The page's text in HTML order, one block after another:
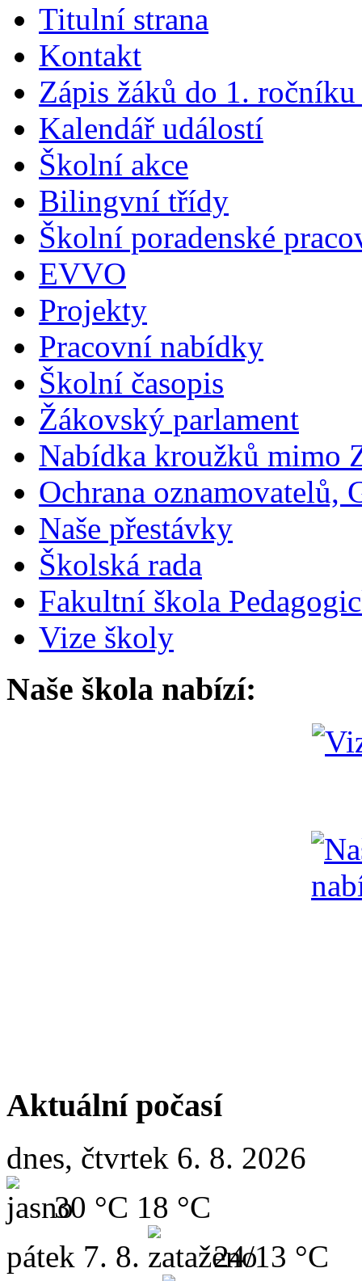
Titulní strana
Kontakt
Zápis žáků do 1.
Kalendář událostí
Školní akce
Bilingvní třídy
Školní poradenské
EVVO
Projekty
Pracovní nabídky
Školní časopis
Žákovský parlament
Nabídka kroužků mimo
Ochrana oznamovatelů,
Naše přestávky
Školská rada
Fakultní škola
Vize školy
Naše škola nabízí:
Aktuální počasí
dnes, čtvrtek 6. 8. 2026
30 °C 18 °C
pátek 7. 8. 24/13 °C